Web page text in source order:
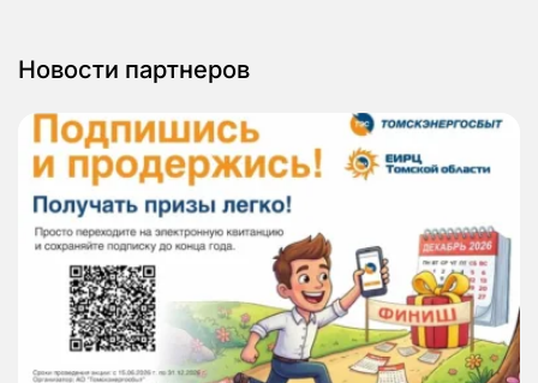
Новости партнеров